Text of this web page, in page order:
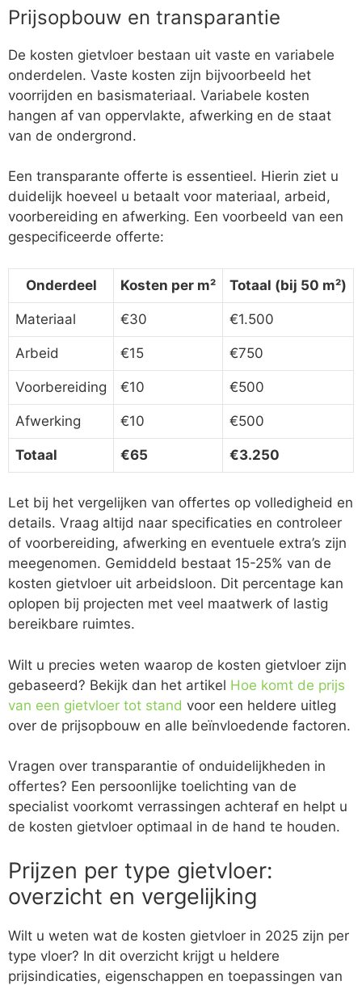
Prijsopbouw en transparantie
De kosten gietvloer bestaan uit vaste en variabele
onderdelen. Vaste kosten zijn bijvoorbeeld het
voorrijden en basismateriaal. Variabele kosten
hangen af van oppervlakte, afwerking en de staat
van de ondergrond.
Een transparante offerte is essentieel. Hierin ziet u
duidelijk hoeveel u betaalt voor materiaal, arbeid,
voorbereiding en afwerking. Een voorbeeld van een
gespecificeerde offerte:
Onderdeel Kosten per m² Totaal (bij 50 m²)
Materiaal €30 €1.500
Arbeid €15 €750
Voorbereiding €10 €500
Afwerking €10 €500
Totaal €65 €3.250
Let bij het vergelijken van offertes op volledigheid en
details. Vraag altijd naar specificaties en controleer
of voorbereiding, afwerking en eventuele extra’s zijn
meegenomen. Gemiddeld bestaat 15-25% van de
kosten gietvloer uit arbeidsloon. Dit percentage kan
oplopen bij projecten met veel maatwerk of lastig
bereikbare ruimtes.
Wilt u precies weten waarop de kosten gietvloer zijn
gebaseerd? Bekijk dan het artikel Hoe komt de prijs
van een gietvloer tot stand voor een heldere uitleg
over de prijsopbouw en alle beïnvloedende factoren.
Vragen over transparantie of onduidelijkheden in
offertes? Een persoonlijke toelichting van de
specialist voorkomt verrassingen achteraf en helpt u
de kosten gietvloer optimaal in de hand te houden.
Prijzen per type gietvloer:
overzicht en vergelijking
Wilt u weten wat de kosten gietvloer in 2025 zijn per
type vloer? In dit overzicht krijgt u heldere
prijsindicaties, eigenschappen en toepassingen van